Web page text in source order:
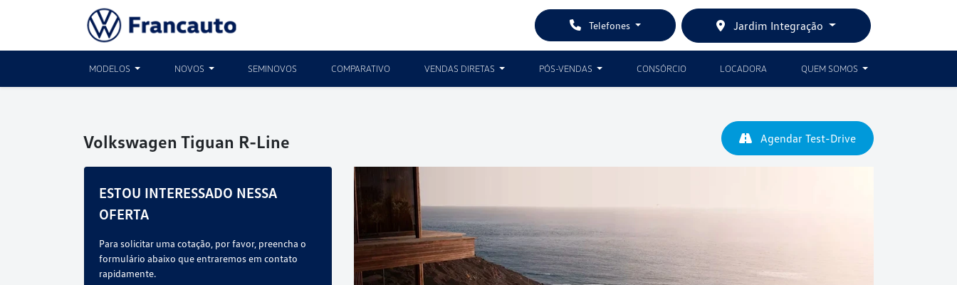
Telefones Jardim Integração
MODELOS NOVOS SEMINOVOS COMPARATIVO VENDAS DIRETAS PÓS-VENDAS CONSÓRCIO LOCADORA QUEM SOMOS
Volkswagen Tiguan R-Line Agendar Test-Drive
ESTOU INTERESSADO NESSA
OFERTA
Para solicitar uma cotação, por favor, preencha o
formulário abaixo que entraremos em contato
rapidamente.